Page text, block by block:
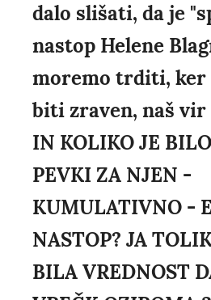
dalo slišati, da je
nastop Helene
moremo trditi, ker
biti zraven, naš
IN KOLIKO JE
PEVKI ZA NJEN -
KUMULATIVNO -
NASTOP? JA
BILA VREDNOST